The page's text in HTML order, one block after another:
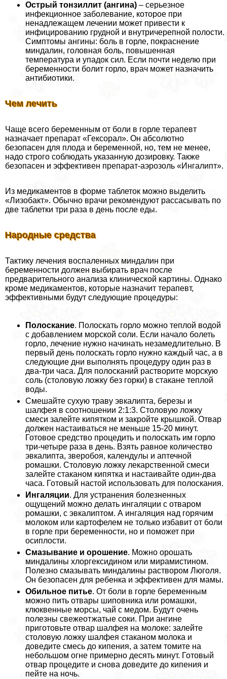
Острый тонзиллит (ангина) ‒ серьезное
инфекционное заболевание, которое при
ненадлежащем лечении может привести к
инфицированию грудной и внутричерепной полости.
Симптомы ангины: боль в горле, покраснение
миндалин, головная боль, повышенная
температура и упадок сил. Если почти неделю при
беременности болит горло, врач может назначить
антибиотики.
Чем лечить
Чаще всего беременным от боли в горле терапевт
назначает препарат «Гексорал». Он абсолютно
безопасен для плода и беременной, но, тем не менее,
надо строго соблюдать указанную дозировку. Также
безопасен и эффективен препарат-аэрозоль «Ингалипт».
Из медикаментов в форме таблеток можно выделить
«Лизобакт». Обычно врачи рекомендуют рассасывать по
две таблетки три раза в день после еды.
Народные средства
Тактику лечения воспаленных миндалин при
беременности должен выбирать врач после
предварительного анализа клинической картины. Однако
кроме медикаментов, которые назначит терапевт,
эффективными будут следующие процедуры:
Полоскание. Полоскать горло можно теплой водой
с добавлением морской соли. Если начало болеть
горло, лечение нужно начинать незамедлительно. В
первый день полоскать горло нужно каждый час, а в
следующие дни выполнять процедуру один раз в
два-три часа. Для полосканий растворите морскую
соль (столовую ложку без горки) в стакане теплой
воды.
Смешайте сухую траву эвкалипта, березы и
шалфея в соотношении 2:1:3. Столовую ложку
смеси залейте кипятком и закройте крышкой. Отвар
должен настаиваться не меньше 15-20 минут.
Готовое средство процедить и полоскать им горло
три-четыре раза в день. Взять равное количество
эвкалипта, зверобоя, календулы и аптечной
ромашки. Столовую ложку лекарственной смеси
залейте стаканом кипятка и настаивайте один-два
часа. Готовый настой использовать для полоскания.
Ингаляции. Для устранения болезненных
ощущений можно делать ингаляции с отваром
ромашки, c эвкалиптом. А ингаляция над горячим
молоком или картофелем не только избавит от боли
в горле при беременности, но и поможет при
осиплости.
Смазывание и орошение. Можно орошать
миндалины хлоргексидином или мирамистином.
Полезно смазывать миндалины раствором Люголя.
Он безопасен для ребенка и эффективен для мамы.
Обильное питье. От боли в горле беременным
можно пить отвары шиповника или ромашки,
клюквенные морсы, чай с медом. Будут очень
полезны свежеотжатые соки. При ангине
приготовьте отвар шалфея на молоке: залейте
столовую ложку шалфея стаканом молока и
доведите смесь до кипения, а затем томите на
небольшом огне примерно десять минут. Готовый
отвар процедите и снова доведите до кипения и
пейте на ночь.